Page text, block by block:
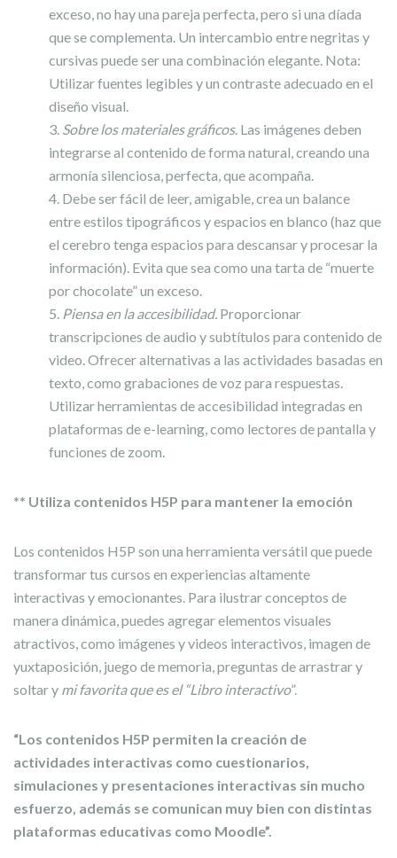
exceso, no hay una pareja perfecta, pero si una díada
que se complementa. Un intercambio entre negritas y
cursivas puede ser una combinación elegante. Nota:
Utilizar fuentes legibles y un contraste adecuado en el
diseño visual.
Sobre los materiales gráficos. Las imágenes deben
integrarse al contenido de forma natural, creando una
armonía silenciosa, perfecta, que acompaña.
Debe ser fácil de leer, amigable, crea un balance
entre estilos tipográficos y espacios en blanco (haz que
el cerebro tenga espacios para descansar y procesar la
información). Evita que sea como una tarta de “muerte
por chocolate” un exceso.
Piensa en la accesibilidad. Proporcionar
transcripciones de audio y subtítulos para contenido de
video. Ofrecer alternativas a las actividades basadas en
texto, como grabaciones de voz para respuestas.
Utilizar herramientas de accesibilidad integradas en
plataformas de e-learning, como lectores de pantalla y
funciones de zoom.
** Utiliza contenidos H5P para mantener la emoción
Los contenidos H5P son una herramienta versátil que puede
transformar tus cursos en experiencias altamente
interactivas y emocionantes. Para ilustrar conceptos de
manera dinámica, puedes agregar elementos visuales
atractivos, como imágenes y videos interactivos, imagen de
yuxtaposición, juego de memoria, preguntas de arrastrar y
soltar y mi favorita que es el “Libro interactivo”.
“Los contenidos H5P permiten la creación de
actividades interactivas como cuestionarios,
simulaciones y presentaciones interactivas sin mucho
esfuerzo, además se comunican muy bien con distintas
plataformas educativas como Moodle”.